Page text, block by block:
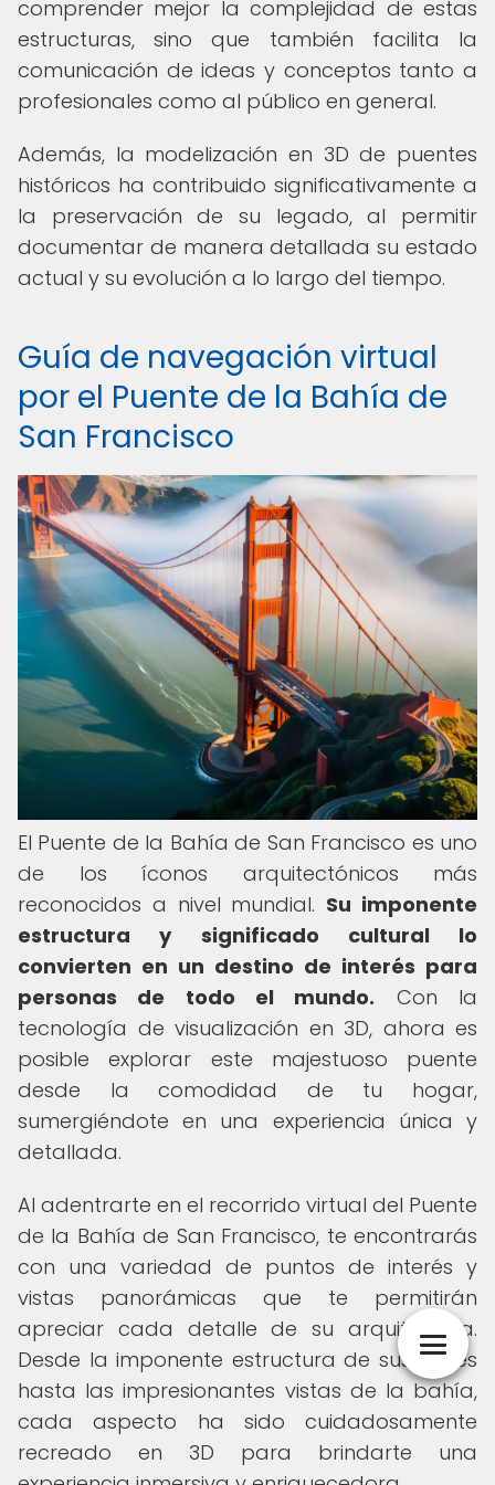
comprender mejor la complejidad de estas
estructuras, sino que también facilita la
comunicación de ideas y conceptos tanto a
profesionales como al público en general.
Además, la modelización en 3D de puentes
históricos ha contribuido significativamente a
la preservación de su legado, al permitir
documentar de manera detallada su estado
actual y su evolución a lo largo del tiempo.
Guía de navegación virtual
por el Puente de la Bahía de
San Francisco
El Puente de la Bahía de San Francisco es uno
de los íconos arquitectónicos más
reconocidos a nivel mundial. Su imponente
estructura y significado cultural lo
convierten en un destino de interés para
personas de todo el mundo. Con la
tecnología de visualización en 3D, ahora es
posible explorar este majestuoso puente
desde la comodidad de tu hogar,
sumergiéndote en una experiencia única y
detallada.
Al adentrarte en el recorrido virtual del Puente
de la Bahía de San Francisco, te encontrarás
con una variedad de puntos de interés y
vistas panorámicas que te permitirán
apreciar cada detalle de su arquitectura.
Desde la imponente estructura de sus torres
hasta las impresionantes vistas de la bahía,
cada aspecto ha sido cuidadosamente
recreado en 3D para brindarte una